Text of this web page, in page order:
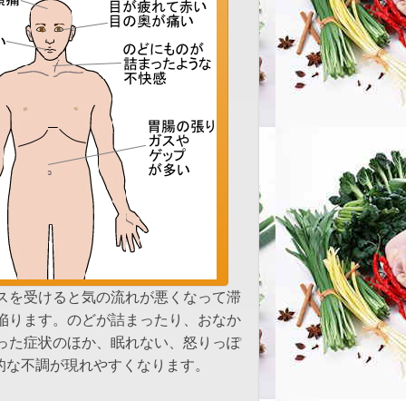
ります。のどが詰まったり、おなか
た症状のほか、眠れない、怒りっぽ
不調が現れやすくなります。